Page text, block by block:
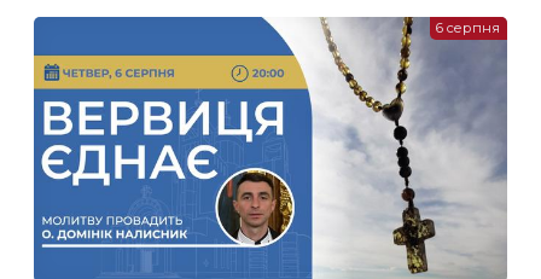
6 серпня